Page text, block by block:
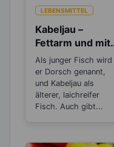
LEBENSMITTEL
Kabeljau –
Fettarm und mit
hohem
Eiweißgehalt ein
guter Helfer beim
Abnehmen
Als junger Fisch wird
er Dorsch genannt,
und Kabeljau als
älterer, laichreifer
Fisch. Auch gibt...